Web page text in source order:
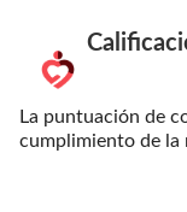
La puntuación de
cumplimiento de la